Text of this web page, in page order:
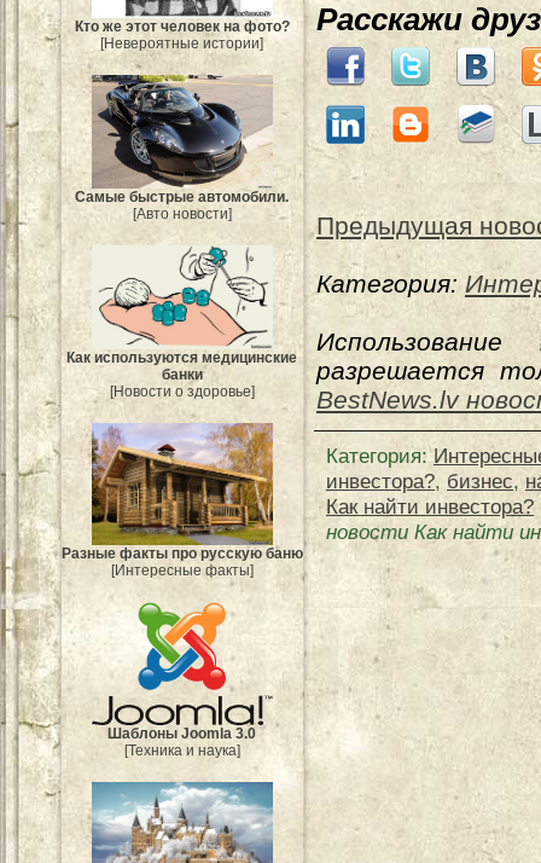
Кто же этот человек на фото?
[Невероятные истории]
Самые быстрые автомобили.
[Авто новости]
Как используются медицинские
банки
[Новости о здоровье]
Разные факты про русскую баню
[Интересные факты]
Шаблоны Joomla 3.0
[Техника и наука]
Расскажи
Предыдущая
Категория:
разрешается
BestNews.lv
Категория:
инвестора?, бизнес,
Как найти инвестора?
новости Как найти